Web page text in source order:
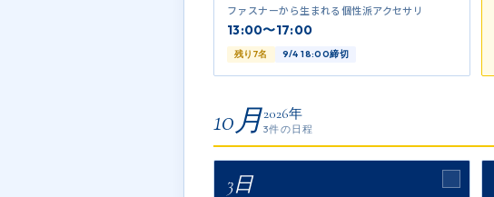
ファスナーから生まれる個性派アクセサリ
13:00〜17:00
残り7名 9/4 18:00締切
10月2026年
3件の日程
3日